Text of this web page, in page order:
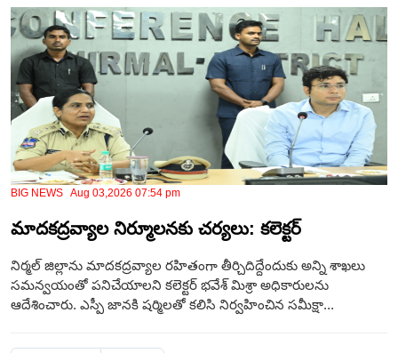
BIG NEWS Aug 03,2026 07:54 pm
మాదకద్రవ్యాల నిర్మూలనకు చర్యలు: కలెక్టర్
నిర్మల్ జిల్లాను మాదకద్రవ్యాల రహితంగా తీర్చిదిద్దేందుకు అన్ని శాఖలు
సమన్వయంతో పనిచేయాలని కలెక్టర్ భవేశ్ మిశ్రా అధికారులను
ఆదేశించారు. ఎస్పీ జానకి షర్మిలతో కలిసి నిర్వహించిన సమీక్షా...